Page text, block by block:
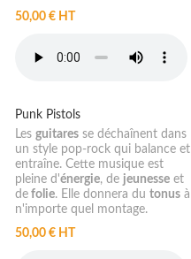
50,00 € HT
Punk Pistols
Les guitaresse déchaînent dans
un style pop-rock qui balance et
entraîne. Cette musique est
pleine d'énergie, de jeunesseet
defolie. Elle donnera du tonusà
n'importe quel montage.
50,00 € HT